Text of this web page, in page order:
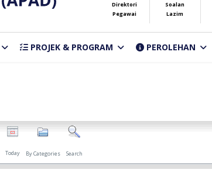
Direktori
Pegawai
Soalan
Lazim
PROJEK & PROGRAM PEROLEHAN
Today By Categories Search